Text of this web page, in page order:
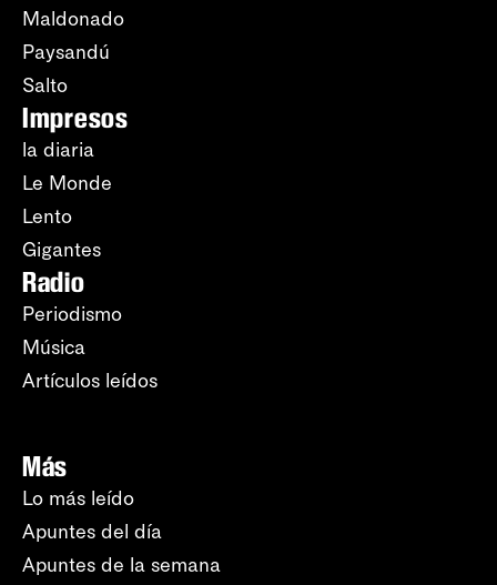
Maldonado
Paysandú
Salto
Impresos
la diaria
Le Monde
Lento
Gigantes
Radio
Periodismo
Música
Artículos leídos
Más
Lo más leído
Apuntes del día
Apuntes de la semana